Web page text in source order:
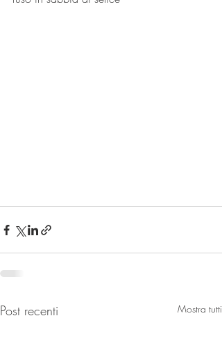
Post recenti Mostra tutti